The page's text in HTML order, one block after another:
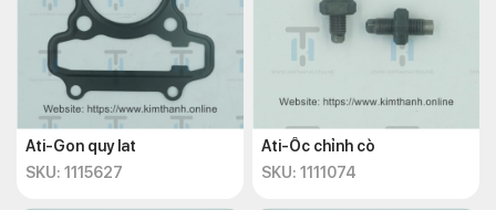
Ati-Gon quy lat
SKU: 1115627
Ati-Ốc chỉnh cò
SKU: 1111074